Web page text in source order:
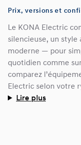
Prix, versions et
Le KONA Electric
silencieuse, un
moderne — pour
quotidien comme
comparez
Electric selon votre
Lire plus